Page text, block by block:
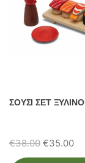
ΣΟΥΣΙ ΣΕΤ ΞΥΛΙΝΟ
€38.00 Original
price
€35.00Η